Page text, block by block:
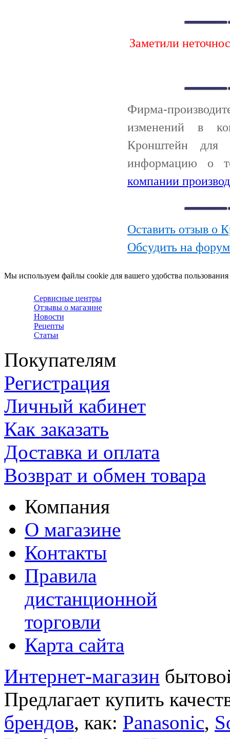
Заметили
Фирма-
изменений в
Кронштейн для
информацию о
компании
Оставить отзыв о
Обсудить на
Мы используем файлы cookie для вашего удобства
Сервисные центры
Отзывы о магазине
Новости
Рецепты
Статьи
Покупателям
Регистрация
Личный кабинет
Как заказать
Доставка и оплата
Возврат и обмен товара
Компания
О магазине
Контакты
Правила
дистанционной
торговли
Карта сайта
Интернет-магазин
Предлагает купить
брендов, как: Panasonic,